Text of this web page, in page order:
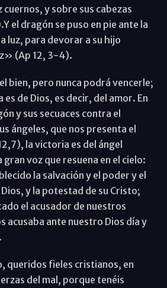
cuernos, y sobre sus cabezas
el dragón se puso en pie ante la
luz, para devorar a su hijo
(Ap 12, 3-4).
bien, pero nunca podrá vencerle;
de Dios, es decir, del amor. En
y sus secuaces contra el
ángeles, que nos presenta el
la victoria es del ángel
gran voz que resuena en el cielo:
la salvación y el poder y el
y la potestad de su Cristo;
el acusador de nuestros
acusaba ante nuestro Dios día y
queridos fieles cristianos, en
del mal, porque tenéis